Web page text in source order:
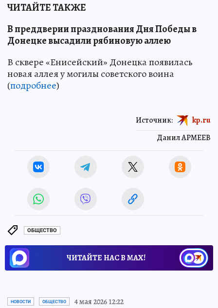
ЧИТАЙТЕ ТАКЖЕ
В преддверии празднования Дня Победы в
Донецке высадили рябиновую аллею
В сквере «Енисейский» Донецка появилась
новая аллея у могилы советского воина
(подробнее)
Данил АРМЕЕВ
Источник: kp.ru
ОБЩЕСТВО
ЧИТАЙТЕ НАС В МАХ!
НОВОСТИ ОБЩЕСТВО 4 мая 2026 12:22